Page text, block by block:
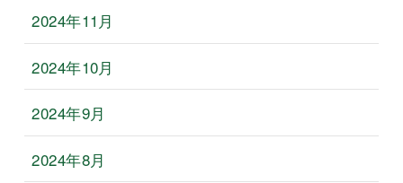
2024年11月
2024年10月
2024年9月
2024年8月